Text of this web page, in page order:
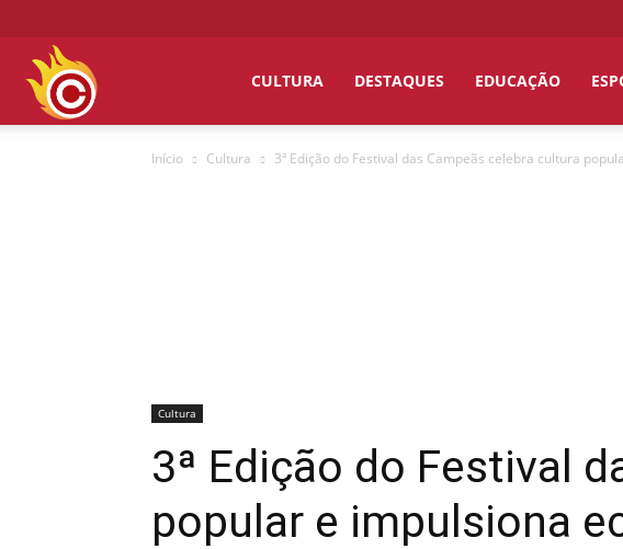
CULTURA DESTAQUES EDUCAÇÃO
Início Cultura 3ª Edição do Festival das Campeãs celebra cultura
Cultura
3ª Edição do Festival
popular e impulsiona